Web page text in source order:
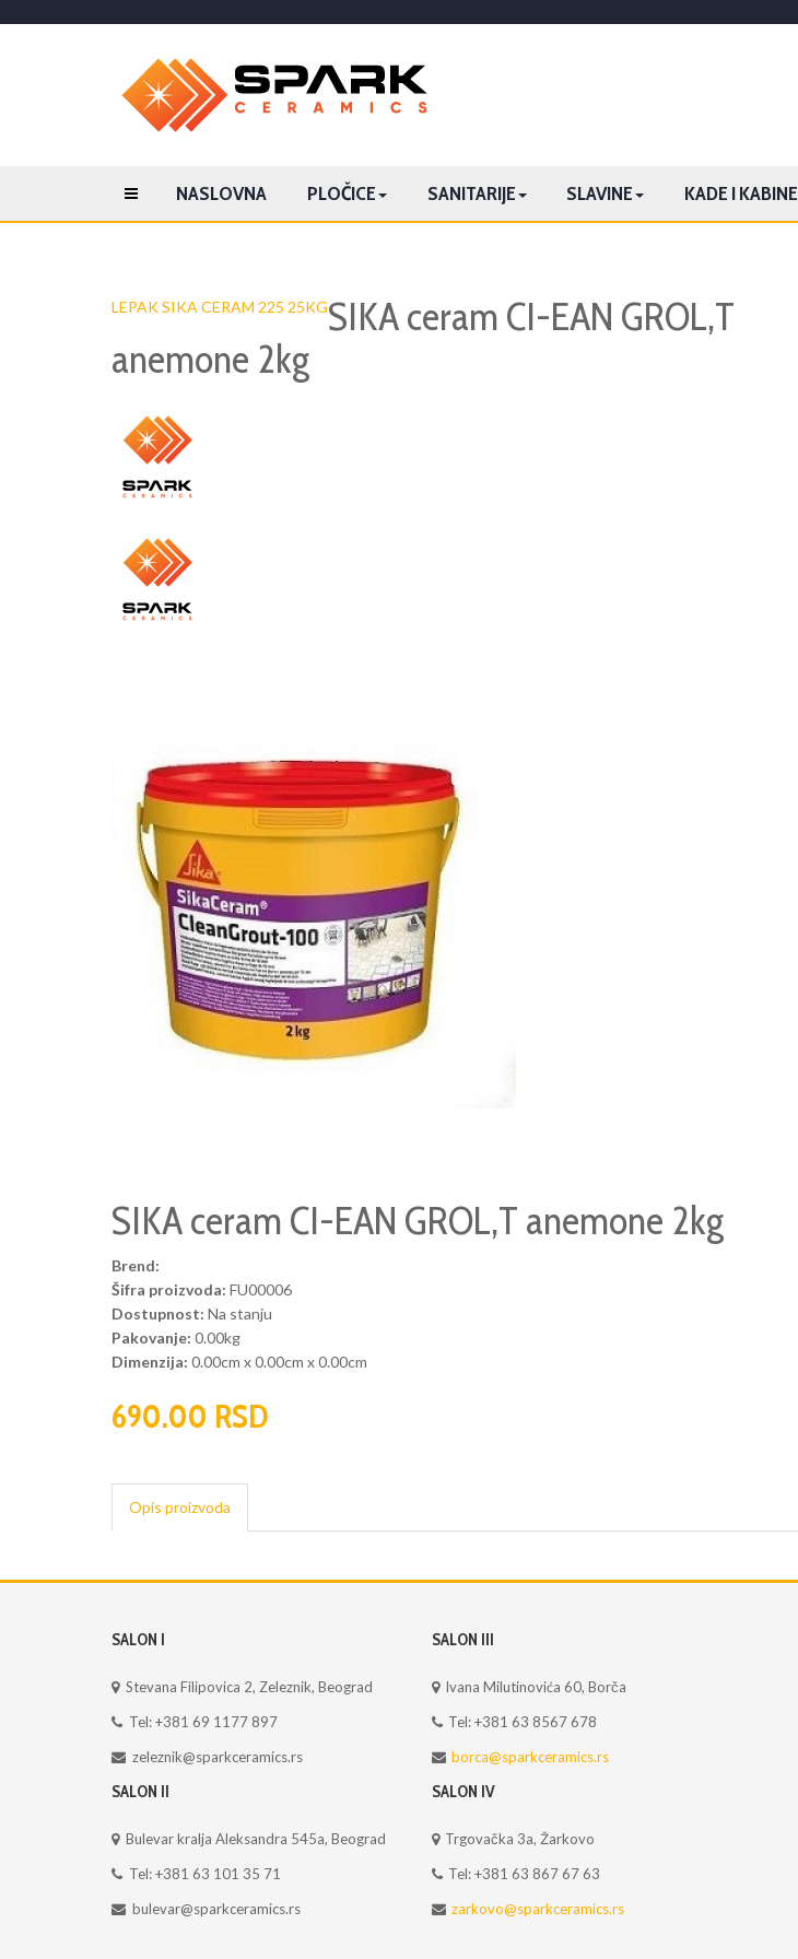
NASLOVNA PLOČICE SANITARIJE SLAVINE KADE I KABINE
LEPAK SIKA CERAM 225 25KGSIKA ceram CI-EAN GROL,T
anemone 2kg
SIKA ceram CI-EAN GROL,T anemone 2kg
Brend:
Šifra proizvoda: FU00006
Dostupnost: Na stanju
Pakovanje: 0.00kg
Dimenzija: 0.00cm x 0.00cm x 0.00cm
690.00 RSD
Opis proizvoda
SALON I
Stevana Filipovica 2, Zeleznik, Beograd
Tel: +381 69 1177 897
zeleznik@sparkceramics.rs
SALON II
Bulevar kralja Aleksandra 545a, Beograd
Tel: +381 63 101 35 71
bulevar@sparkceramics.rs
SALON III
Ivana Milutinovića 60, Borča
Tel: +381 63 8567 678
borca@sparkceramics.rs
SALON IV
Trgovačka 3a, Žarkovo
Tel: +381 63 867 67 63
zarkovo@sparkceramics.rs